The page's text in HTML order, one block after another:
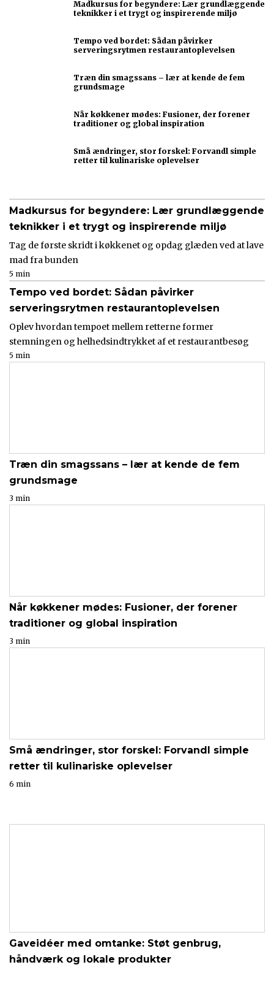
Madkursus for begyndere: Lær grundlæggende
teknikker i et trygt og inspirerende miljø
Tempo ved bordet: Sådan påvirker
serveringsrytmen restaurantoplevelsen
Træn din smagssans – lær at kende de fem
grundsmage
Når køkkener mødes: Fusioner, der forener
traditioner og global inspiration
Små ændringer, stor forskel: Forvandl simple
retter til kulinariske oplevelser
Madkursus for begyndere: Lær grundlæggende
teknikker i et trygt og inspirerende miljø
Tag de første skridt i køkkenet og opdag glæden ved at lave
mad fra bunden
5 min
Tempo ved bordet: Sådan påvirker
serveringsrytmen restaurantoplevelsen
Oplev hvordan tempoet mellem retterne former
stemningen og helhedsindtrykket af et restaurantbesøg
5 min
Træn din smagssans – lær at kende de fem
grundsmage
3 min
Når køkkener mødes: Fusioner, der forener
traditioner og global inspiration
3 min
Små ændringer, stor forskel: Forvandl simple
retter til kulinariske oplevelser
6 min
Gaveidéer med omtanke: Støt genbrug,
håndværk og lokale produkter